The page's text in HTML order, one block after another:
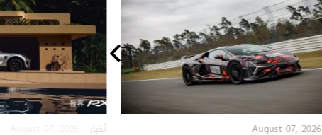
August 07, 2026 أخبار